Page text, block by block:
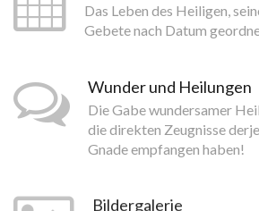
Das Leben des Heiligen,
Gebete nach Datum
Wunder und Heilungen
Die Gabe wundersamer
die direkten Zeugnisse
Gnade empfangen haben!
Bildergalerie